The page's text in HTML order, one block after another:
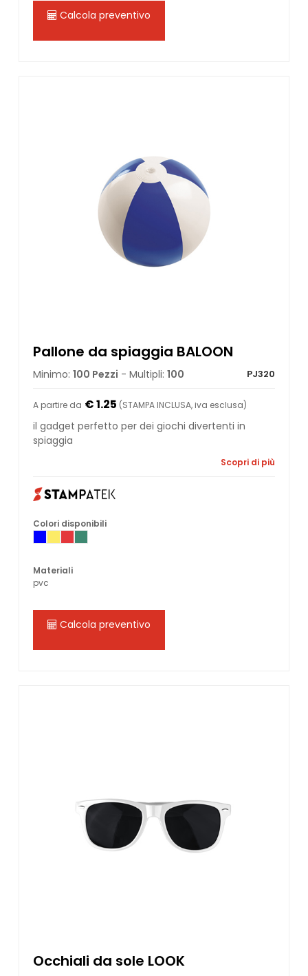
Calcola preventivo
Pallone da spiaggia BALOON
Minimo: 100 Pezzi - Multipli: 100 PJ320
A partire da € 1.25 (STAMPA INCLUSA, iva esclusa)
il gadget perfetto per dei giochi divertenti in
spiaggia
Scopri di più
Colori disponibili
Materiali
pvc
Calcola preventivo
Occhiali da sole LOOK